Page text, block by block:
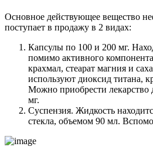
Основное действующее вещество
поступает в продажу в 2 видах:
Капсулы по 100 и 200 мг.
помимо активного
крахмал, стеарат магния и
используют диоксид титана,
Можно приобрести лекарство
мг.
Суспензия. Жидкость
стекла, объемом 90 мл.